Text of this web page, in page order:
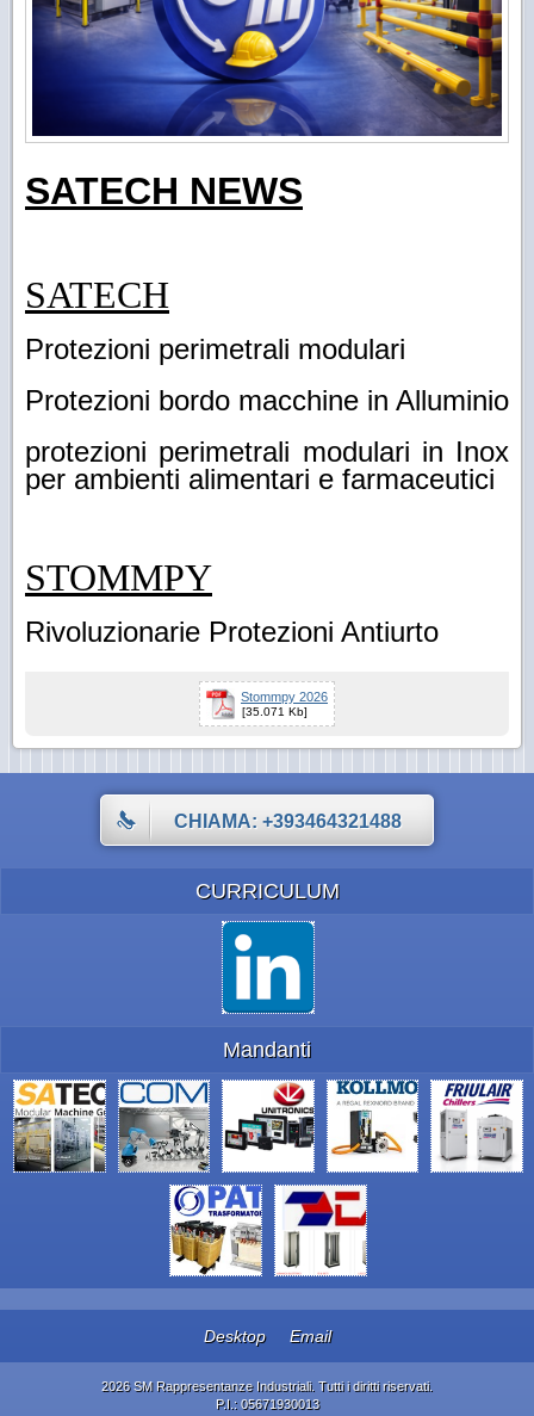
SATECH NEWS
SATECH
Protezioni perimetrali modulari
Protezioni bordo macchine in Alluminio
protezioni perimetrali modulari in Inox
per ambienti alimentari e farmaceutici
STOMMPY
Rivoluzionarie Protezioni Antiurto
Stommpy 2026
[35.071 Kb]
CHIAMA: +393464321488
CURRICULUM
Mandanti
Desktop Email
2026 SM Rappresentanze Industriali. Tutti i diritti riservati.
P.I.: 05671930013